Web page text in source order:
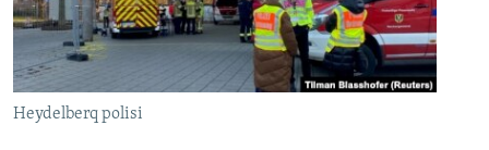
İNFOQRAFIKA
KARIKATURA
AZƏRBAYCAN ƏDƏBIYYATI KITABXANASI
İSLAM VƏ DEMOKRATIYA
MISSIYAMIZ
PEŞƏ ETIKASI VƏ JURNALISTIKA STANDARTLARIMIZ
BIZI IZLƏ
Heydelberq polisi